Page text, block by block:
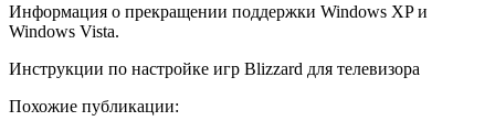
Информация о прекращении поддержки Windows XP и
Windows Vista.
Инструкции по настройке игр Blizzard для телевизора
Похожие публикации: